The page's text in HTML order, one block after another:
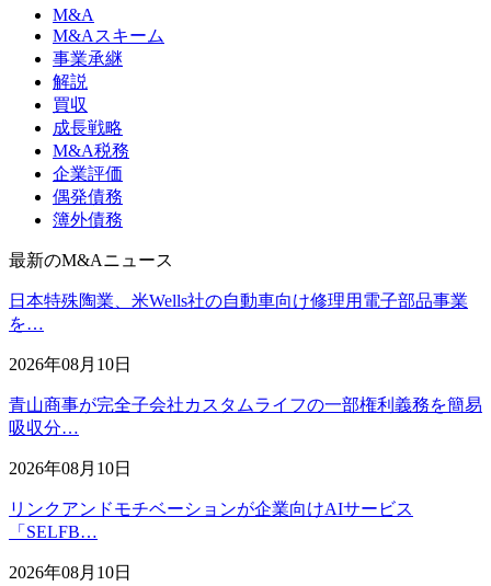
M&A
M&Aスキーム
事業承継
解説
買収
成長戦略
M&A税務
企業評価
偶発債務
簿外債務
最新のM&Aニュース
日本特殊陶業、米Wells社の自動車向け修理用電子部品事業
を…
2026年08月10日
青山商事が完全子会社カスタムライフの一部権利義務を簡易
吸収分…
2026年08月10日
リンクアンドモチベーションが企業向けAIサービス
「SELFB…
2026年08月10日